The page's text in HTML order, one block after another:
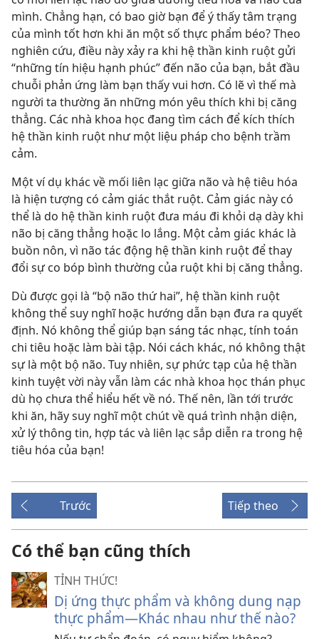
mình. Chẳng hạn, có bao giờ bạn để ý thấy tâm trạng
của mình tốt hơn khi ăn một số thực phẩm béo? Theo
nghiên cứu, điều này xảy ra khi hệ thần kinh ruột gửi
“những tín hiệu hạnh phúc” đến não của bạn, bắt đầu
chuỗi phản ứng làm bạn thấy vui hơn. Có lẽ vì thế mà
người ta thường ăn những món yêu thích khi bị căng
thẳng. Các nhà khoa học đang tìm cách để kích thích
hệ thần kinh ruột như một liệu pháp cho bệnh trầm
cảm.
Một ví dụ khác về mối liên lạc giữa não và hệ tiêu hóa
là hiện tượng có cảm giác thắt ruột. Cảm giác này có
thể là do hệ thần kinh ruột đưa máu đi khỏi dạ dày khi
não bị căng thẳng hoặc lo lắng. Một cảm giác khác là
buồn nôn, vì não tác động hệ thần kinh ruột để thay
đổi sự co bóp bình thường của ruột khi bị căng thẳng.
Dù được gọi là “bộ não thứ hai”, hệ thần kinh ruột
không thể suy nghĩ hoặc hướng dẫn bạn đưa ra quyết
định. Nó không thể giúp bạn sáng tác nhạc, tính toán
chi tiêu hoặc làm bài tập. Nói cách khác, nó không thật
sự là một bộ não. Tuy nhiên, sự phức tạp của hệ thần
kinh tuyệt vời này vẫn làm các nhà khoa học thán phục
dù họ chưa thể hiểu hết về nó. Thế nên, lần tới trước
khi ăn, hãy suy nghĩ một chút về quá trình nhận diện,
xử lý thông tin, hợp tác và liên lạc sắp diễn ra trong hệ
tiêu hóa của bạn!
Trước Tiếp theo
Có thể bạn cũng thích
TỈNH THỨC!
Dị ứng thực phẩm và không dung nạp
thực phẩm—Khác nhau như thế nào?